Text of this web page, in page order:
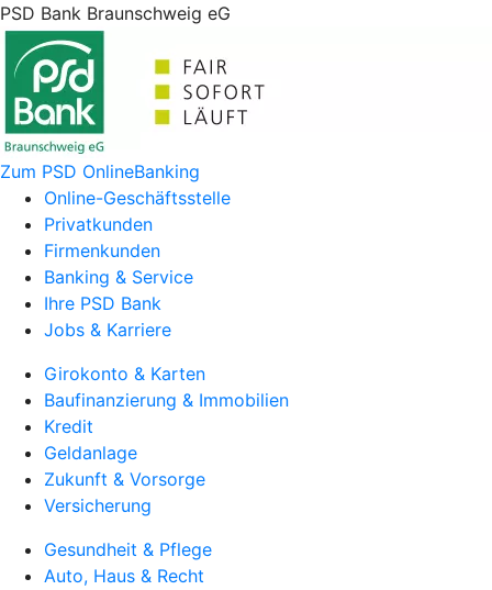
PSD Bank Braunschweig eG
Zum PSD OnlineBanking
Online-Geschäftsstelle
Privatkunden
Firmenkunden
Banking & Service
Ihre PSD Bank
Jobs & Karriere
Girokonto & Karten
Baufinanzierung & Immobilien
Kredit
Geldanlage
Zukunft & Vorsorge
Versicherung
Gesundheit & Pflege
Auto, Haus & Recht